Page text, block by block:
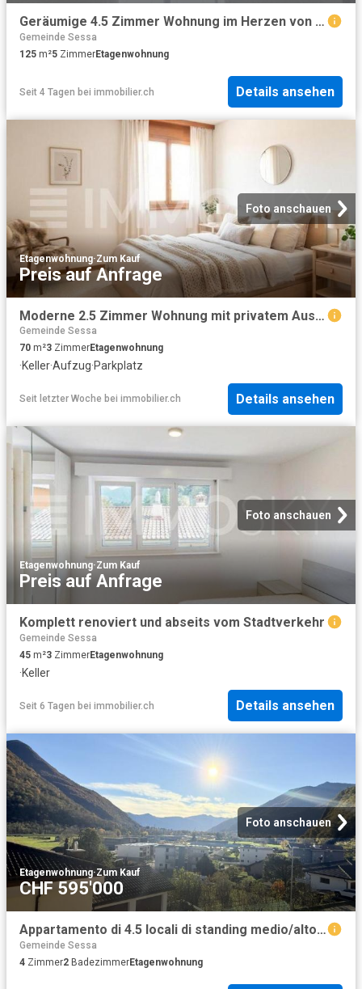
Geräumige 4.5 Zimmer Wohnung im Herzen von Castione Strategische Lage und optimale Ausrichtung
Gemeinde Sessa
125 m²5 ZimmerEtagenwohnung
Seit 4 Tagen bei immobilier.ch Details ansehen
Foto anschauen
Etagenwohnung·Zum Kauf
Preis auf Anfrage
Moderne 2.5 Zimmer Wohnung mit privatem Aussenbereich
Gemeinde Sessa
70 m²3 ZimmerEtagenwohnung
·Keller·Aufzug·Parkplatz
Seit letzter Woche bei immobilier.ch Details ansehen
Foto anschauen
Etagenwohnung·Zum Kauf
Preis auf Anfrage
Komplett renoviert und abseits vom Stadtverkehr
Gemeinde Sessa
45 m²3 ZimmerEtagenwohnung
·Keller
Seit 6 Tagen bei immobilier.ch Details ansehen
Foto anschauen
Etagenwohnung·Zum Kauf
CHF 595'000
Appartamento di 4.5 locali di standing medio/alto in palazzina di sole 3 unità abitative
Gemeinde Sessa
4 Zimmer2 BadezimmerEtagenwohnung